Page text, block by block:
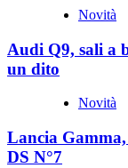
Novità
Audi Q9, sali a
un dito
Novità
Lancia
DS N°7